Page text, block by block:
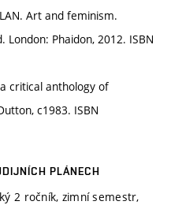
Art and feminism.
Phaidon, 2012. ISBN
critical anthology of
c1983. ISBN
PLÁNECH
2 ročník, zimní semestr,